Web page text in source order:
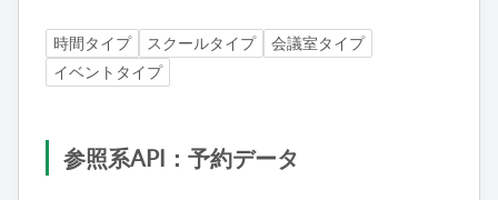
時間タイプ スクールタイプ
会議室タイプ
イベントタイプ
参照系API：予約データ